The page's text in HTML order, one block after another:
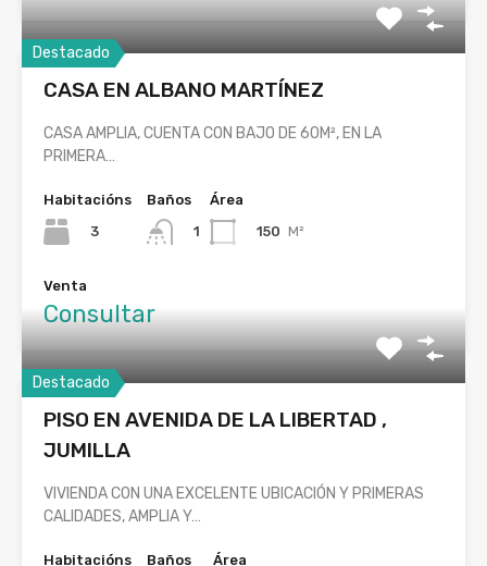
Destacado
CASA EN ALBANO MARTÍNEZ
CASA AMPLIA, CUENTA CON BAJO DE 60M², EN LA
PRIMERA…
Habitacións
3
Baños
1
Área
150 M²
Venta
Consultar
Destacado
PISO EN AVENIDA DE LA LIBERTAD ,
JUMILLA
VIVIENDA CON UNA EXCELENTE UBICACIÓN Y PRIMERAS
CALIDADES, AMPLIA Y…
Habitacións Baños Área